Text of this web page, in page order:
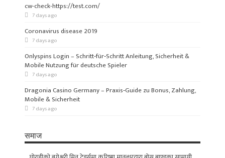
cw-check-https://test.com/
7 days ago
Coronavirus disease 2019
7 days ago
Onlyspins Login – Schritt‑für‑Schritt Anleitung, Sicherheit &
Mobile Nutzung für deutsche Spieler
7 days ago
Dragonia Casino Germany – Praxis‑Guide zu Bonus, Zahlung,
Mobile & Sicherheit
7 days ago
समाज